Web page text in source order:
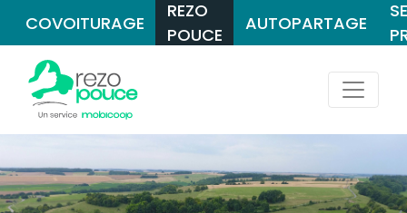
COVOITURAGE
REZO
POUCE
AUTOPARTAGE